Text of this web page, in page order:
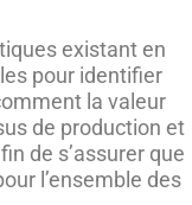
existant en
pour identifier
la valeur
de production et
de s’assurer que
l’ensemble des